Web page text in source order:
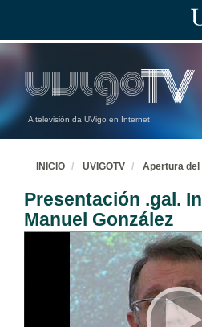
A televisión da UVigo en Internet
INICIO UVIGOTV Apertura del
Presentación .gal.
Manuel González